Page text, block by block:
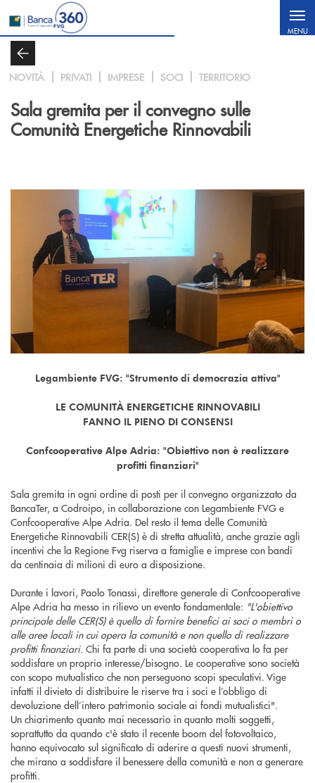
Salta al contenuto principale
MENU
NOVITÀ PRIVATI IMPRESE SOCI TERRITORIO
Sala gremita per il convegno sulle
Comunità Energetiche Rinnovabili
Legambiente FVG: "Strumento di democrazia attiva"
LE COMUNITÀ ENERGETICHE RINNOVABILI
FANNO IL PIENO DI CONSENSI
Confcooperative Alpe Adria: "Obiettivo non è realizzare
profitti finanziari"
Sala gremita in ogni ordine di posti per il convegno organizzato da
BancaTer, a Codroipo, in collaborazione con Legambiente FVG e
Confcooperative Alpe Adria. Del resto il tema delle Comunità
Energetiche Rinnovabili CER(S) è di stretta attualità, anche grazie agli
incentivi che la Regione Fvg riserva a famiglie e imprese con bandi
da centinaia di milioni di euro a disposizione.
Durante i lavori, Paolo Tonassi, direttore generale di Confcooperative
Alpe Adria ha messo in rilievo un evento fondamentale: "L'obiettivo
principale delle CER(S) è quello di fornire benefici ai soci o membri o
alle aree locali in cui opera la comunità e non quello di realizzare
profitti finanziari. Chi fa parte di una società cooperativa lo fa per
soddisfare un proprio interesse/bisogno. Le cooperative sono società
con scopo mutualistico che non perseguono scopi speculativi. Vige
infatti il divieto di distribuire le riserve tra i soci e l’obbligo di
devoluzione dell’intero patrimonio sociale ai fondi mutualistici".
Un chiarimento quanto mai necessario in quanto molti soggetti,
soprattutto da quando c'è stato il recente boom del fotovoltaico,
hanno equivocato sul significato di aderire a questi nuovi strumenti,
che mirano a soddisfare il benessere della comunità e non a generare
profitti.